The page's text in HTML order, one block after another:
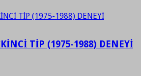
TİP (1975-1988) DENEYİ